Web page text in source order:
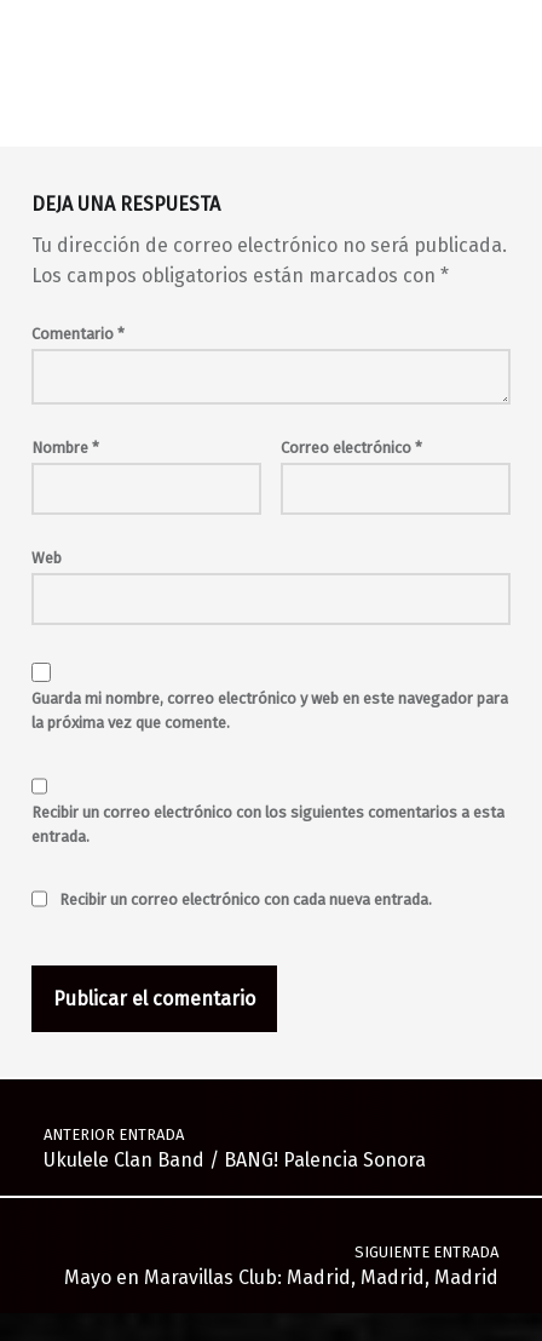
DEJA UNA RESPUESTA
Tu dirección de correo electrónico no será publicada.
Los campos obligatorios están marcados con *
Comentario *
Nombre * Correo electrónico *
Web
Guarda mi nombre, correo electrónico y web en este navegador para
la próxima vez que comente.
Recibir un correo electrónico con los siguientes comentarios a esta
entrada.
Recibir un correo electrónico con cada nueva entrada.
Navegación de entradas
ANTERIOR ENTRADA
Ukulele Clan Band / BANG! Palencia Sonora
SIGUIENTE ENTRADA
Mayo en Maravillas Club: Madrid, Madrid, Madrid